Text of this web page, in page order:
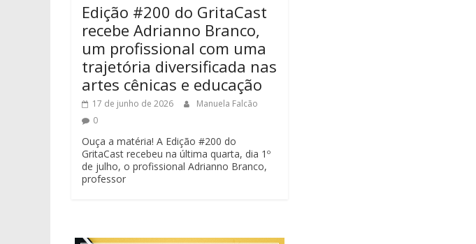
Edição #200 do GritaCast
recebe Adrianno Branco,
um profissional com uma
trajetória diversificada nas
artes cênicas e educação
17 de junho de 2026
Manuela Falcão
0
Ouça a matéria! A Edição #200 do
GritaCast recebeu na última quarta, dia 1º
de julho, o profissional Adrianno Branco,
professor